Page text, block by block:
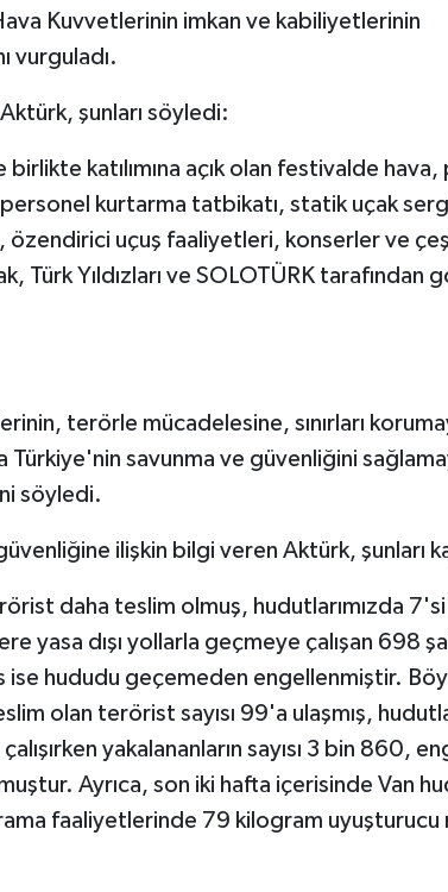
Kuvvetlerinin imkan ve kabiliyetlerinin
vurguladı.
şunları söyledi:
katılımına açık olan festivalde hava,
kurtarma tatbikatı, statik uçak
özendirici uçuş faaliyetleri, konserler ve
Türk Yıldızları ve SOLOTÜRK tarafından
terörle mücadelesine, sınırları
Türkiye'nin savunma ve güvenliğini
söyledi.
ilişkin bilgi veren Aktürk, şunları
daha teslim olmuş, hudutlarımızda
yasa dışı yollarla geçmeye çalışan 698
ise hududu geçemeden engellenmiştir.
olan terörist sayısı 99'a ulaşmış,
yakalananların sayısı 3 bin 860,
Ayrıca, son iki hafta içerisinde Van
faaliyetlerinde 79 kilogram uyuşturucu